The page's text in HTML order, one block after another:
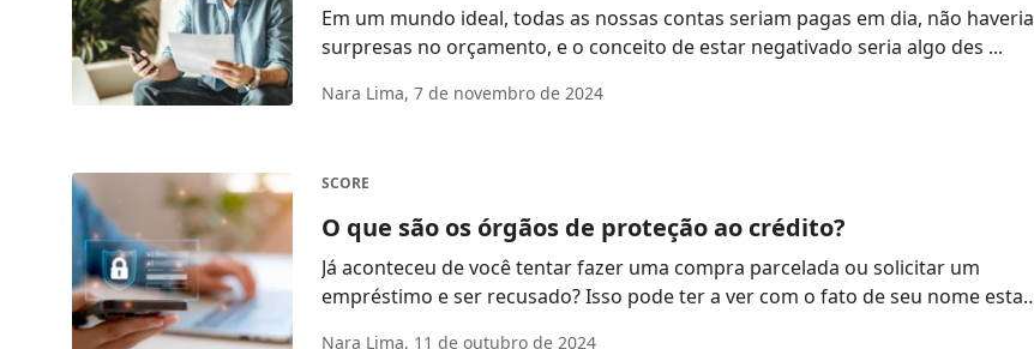
Em um mundo ideal, todas as nossas contas seriam pagas em dia, não haveria
surpresas no orçamento, e o conceito de estar negativado seria algo des ...
Nara Lima, 7 de novembro de 2024
SCORE
O que são os órgãos de proteção ao crédito?
Já aconteceu de você tentar fazer uma compra parcelada ou solicitar um
empréstimo e ser recusado? Isso pode ter a ver com o fato de seu nome estar
Nara Lima, 11 de outubro de 2024